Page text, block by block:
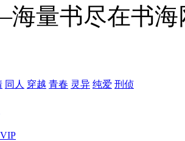
量书尽在书海
同人 穿越 青春 灵异 纯爱 刑侦